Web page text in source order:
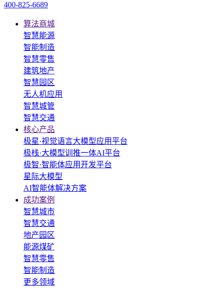
400-825-6689
算法商城
智慧能源
智能制造
智慧零售
建筑地产
智慧园区
无人机应用
智慧城管
智慧交通
核心产品
极星·视觉语言大模型应用平台
极栈·大模型训推一体AI平台
极智·智能体应用开发平台
星际大模型
AI智能体解决方案
成功案例
智慧城市
智慧交通
地产园区
能源煤矿
智慧零售
智能制造
更多领域